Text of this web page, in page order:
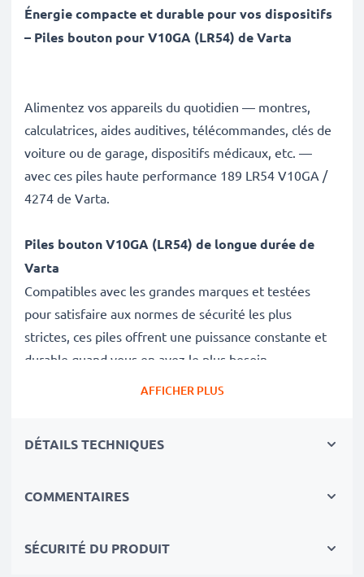
Énergie compacte et durable pour vos dispositifs
– Piles bouton pour V10GA (LR54) de Varta
Alimentez vos appareils du quotidien — montres,
calculatrices, aides auditives, télécommandes, clés de
voiture ou de garage, dispositifs médicaux, etc. —
avec ces piles haute performance 189 LR54 V10GA /
4274 de Varta.
Piles bouton V10GA (LR54) de longue durée de
Varta
Compatibles avec les grandes marques et testées
pour satisfaire aux normes de sécurité les plus
strictes, ces piles offrent une puissance constante et
durable quand vous en avez le plus besoin.
de montre de remplacement sont soumises à des
exigeantes – c’est pourquoi elles sont garanties 3 ans.
Caractéristiques de la pile
AFFICHER PLUS
DÉTAILS TECHNIQUES
COMMENTAIRES
SÉCURITÉ DU PRODUIT